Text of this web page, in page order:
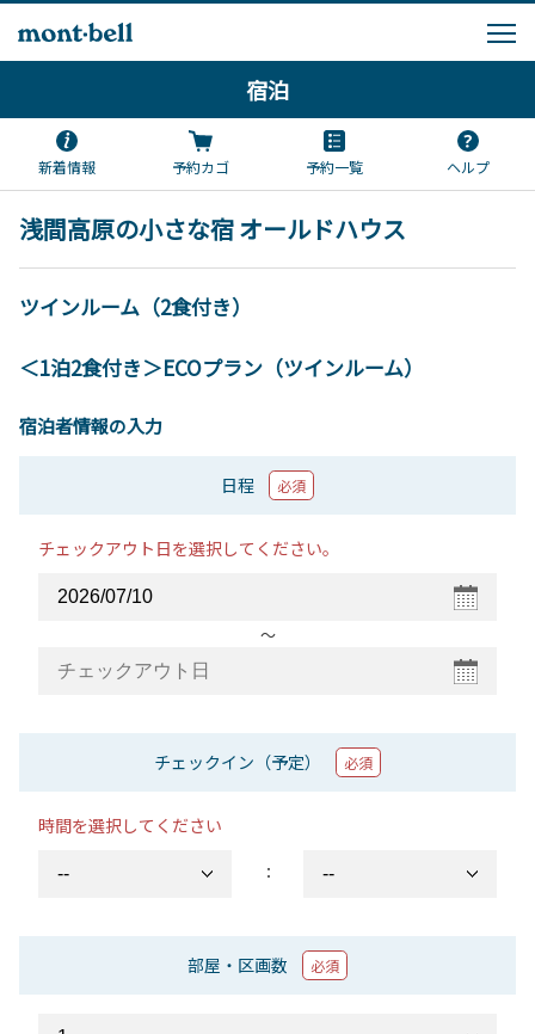
宿泊
新着情報 予約カゴ 予約一覧 ヘルプ
浅間高原の小さな宿 オールドハウス
ツインルーム（2食付き）
＜1泊2食付き＞ECOプラン（ツインルーム）
宿泊者情報の入力
日程 必須
チェックアウト日を選択してください。
〜
チェックイン（予定） 必須
時間を選択してください
：
部屋・区画数 必須